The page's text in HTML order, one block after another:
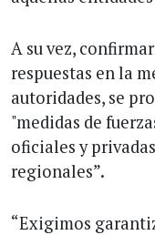
A su vez,
respuestas en la
autoridades, se
"medidas de
oficiales y
regionales”.
“Exigimos